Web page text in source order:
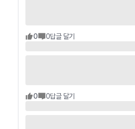
0 0답글 달기
0 0답글 달기